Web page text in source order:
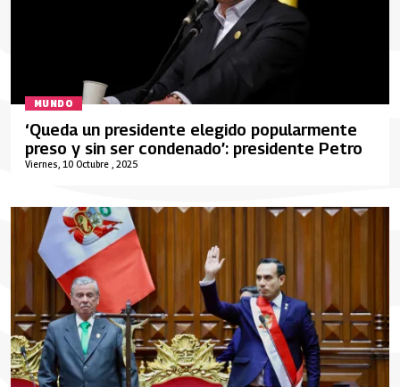
MUNDO
Viernes, 10 Octubre , 2025
‘Queda un presidente elegido popularmente
preso y sin ser condenado’: presidente Petro